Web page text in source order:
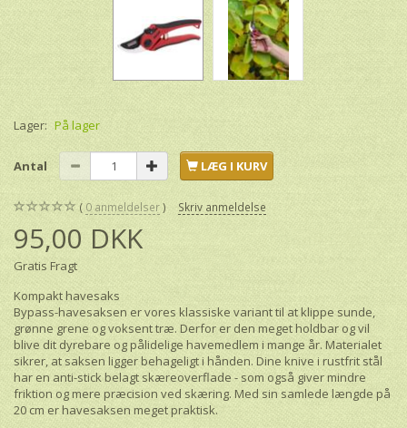
Lager: På lager
Antal LÆG I KURV
0 anmeldelser Skriv anmeldelse
95,00 DKK
Gratis Fragt
Kompakt havesaks
Bypass-havesaksen er vores klassiske variant til at klippe sunde,
grønne grene og voksent træ. Derfor er den meget holdbar og vil
blive dit dyrebare og pålidelige havemedlem i mange år. Materialet
sikrer, at saksen ligger behageligt i hånden. Dine knive i rustfrit stål
har en anti-stick belagt skæreoverflade - som også giver mindre
friktion og mere præcision ved skæring. Med sin samlede længde på
20 cm er havesaksen meget praktisk.